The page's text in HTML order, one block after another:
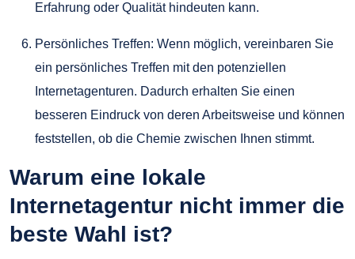
Erfahrung oder Qualität hindeuten kann.
Persönliches Treffen: Wenn möglich, vereinbaren Sie
ein persönliches Treffen mit den potenziellen
Internetagenturen. Dadurch erhalten Sie einen
besseren Eindruck von deren Arbeitsweise und können
feststellen, ob die Chemie zwischen Ihnen stimmt.
Warum eine lokale
Internetagentur nicht immer die
beste Wahl ist?